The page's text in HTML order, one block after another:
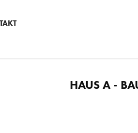
HAUS A -